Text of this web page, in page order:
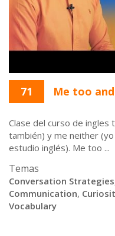
71 Me too
Clase del curso de
también) y me neither
estudio inglés). Me too ...
Temas
Conversation Strategies
Communication,
Vocabulary